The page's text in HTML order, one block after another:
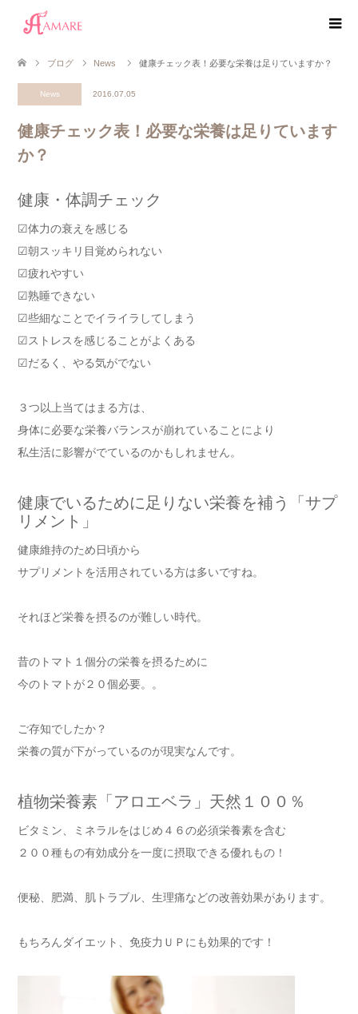
ブログ News 健康チェック表！必要な栄養は足りていますか？
News 2016.07.05
健康チェック表！必要な栄養は足りています
か？
健康・体調チェック
☑体力の衰えを感じる
☑朝スッキリ目覚められない
☑疲れやすい
☑熟睡できない
☑些細なことでイライラしてしまう
☑ストレスを感じることがよくある
☑だるく、やる気がでない
３つ以上当てはまる方は、
身体に必要な栄養バランスが崩れていることにより
私生活に影響がでているのかもしれません。
健康でいるために足りない栄養を補う「サプ
リメント」
健康維持のため日頃から
サプリメントを活用されている方は多いですね。
それほど栄養を摂るのが難しい時代。
昔のトマト１個分の栄養を摂るために
今のトマトが２０個必要。。
ご存知でしたか？
栄養の質が下がっているのが現実なんです。
植物栄養素「アロエベラ」天然１００％
ビタミン、ミネラルをはじめ４６の必須栄養素を含む
２００種もの有効成分を一度に摂取できる優れもの！
便秘、肥満、肌トラブル、生理痛などの改善効果があります。
もちろんダイエット、免疫力ＵＰにも効果的です！